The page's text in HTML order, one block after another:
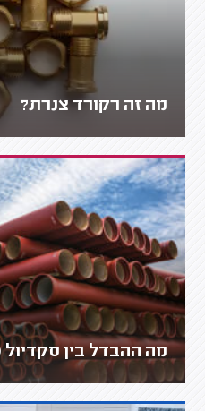
מה זה רקורד צנרת?
מה ההבדל בין סקדיול 10 לסקדיול 40?